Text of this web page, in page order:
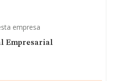
empresa
Empresarial